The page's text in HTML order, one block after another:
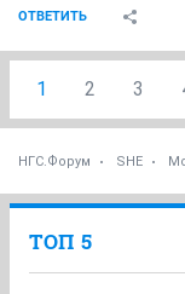
ОТВЕТИТЬ
1 2 3
НГС.Форум SHE
ТОП 5